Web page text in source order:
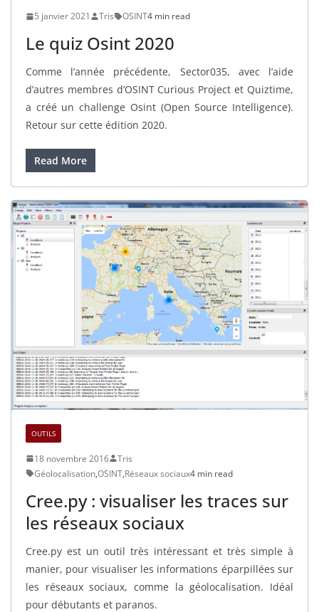
5 janvier 2021 Tris OSINT4 min read
Le quiz Osint 2020
Comme l’année précédente, Sector035, avec l’aide
d’autres membres d’OSINT Curious Project et Quiztime,
a créé un challenge Osint (Open Source Intelligence).
Retour sur cette édition 2020.
Read More
OUTILS
18 novembre 2016
Tris
Géolocalisation,OSINT,Réseaux sociaux4 min read
Cree.py : visualiser les traces sur
les réseaux sociaux
Cree.py est un outil très intéressant et très simple à
manier, pour visualiser les informations éparpillées sur
les réseaux sociaux, comme la géolocalisation. Idéal
pour débutants et paranos.